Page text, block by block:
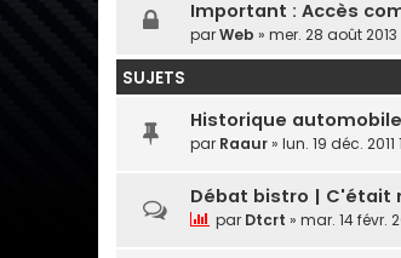
Important : Accès
parWeb » mer. 28 août
SUJETS
Historique automobile
par Raaur» lun. 19 déc. 2011
Débat bistro | C'était
par Dtcrt » mar. 14 févr.